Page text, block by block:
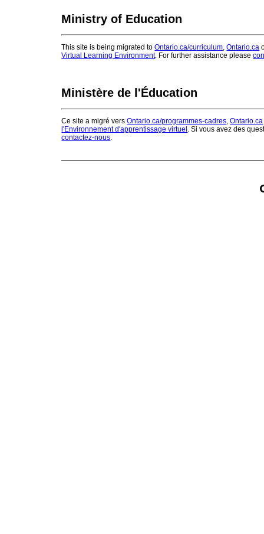
Ministry of Education
This site is being migrated toOntario.ca/curriculum ,Ontario.ca
Virtual Learning Environment. For further assistance please
Ministère de l'Éducation
Ce site a migré versOntario.ca/programmes-cadres ,Ontario.ca
l'Environnement d'apprentissage virtuel . Si vous avez des
contactez-nous